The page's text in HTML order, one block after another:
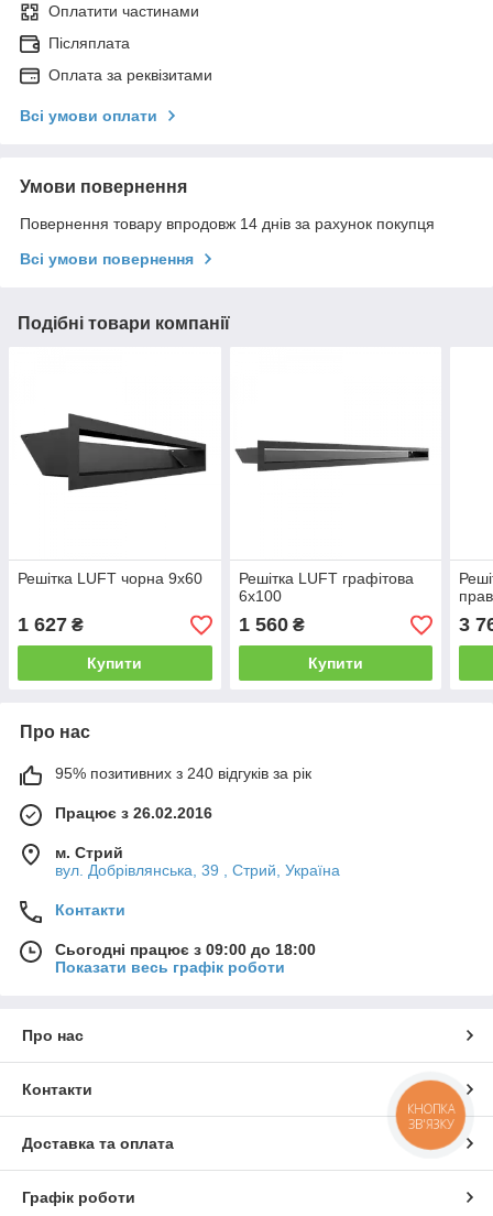
Оплатити частинами
Післяплата
Оплата за реквізитами
Всі умови оплати
Умови повернення
Повернення товару впродовж 14 днів за рахунок покупця
Всі умови повернення
Подібні товари компанії
Решітка LUFT чорна 9x60
1 627 ₴
Купити
Решітка LUFT графітова
6x100
1 560₴
Купити
3
Про нас
95% позитивних з 240 відгуків за рік
Працює з 26.02.2016
м. Стрий
вул. Добрівлянська, 39 , Стрий, Україна
Контакти
Сьогодні працює з 09:00 до 18:00
Показати весь графік роботи
Про нас
Контакти
Доставка та оплата
Графік роботи
КНОПКА
ЗВ'ЯЗКУ